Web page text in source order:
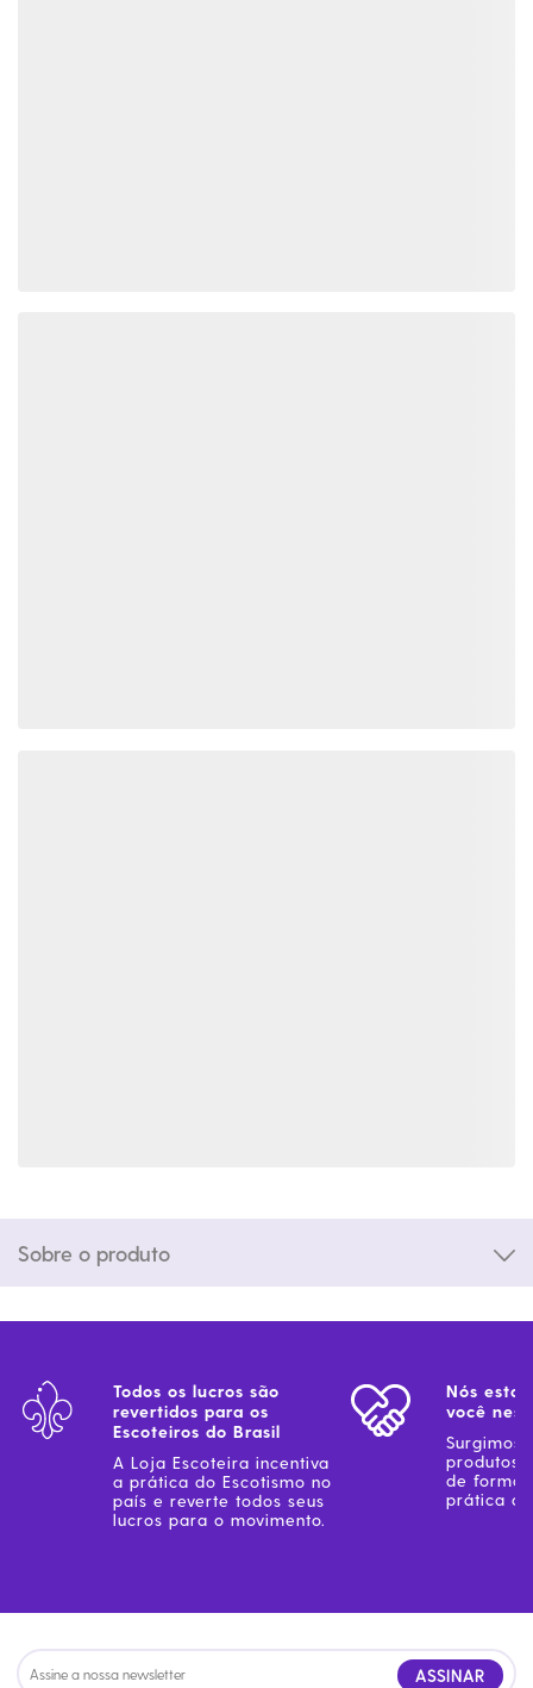
Sobre o produto
Todos os lucros são
revertidos para os
Escoteiros do Brasil
A Loja Escoteira incentiva
a prática do Escotismo no
país e reverte todos seus
lucros para o movimento.
Nós
você
Surgimos
produtos
de forma
prática
ASSINAR